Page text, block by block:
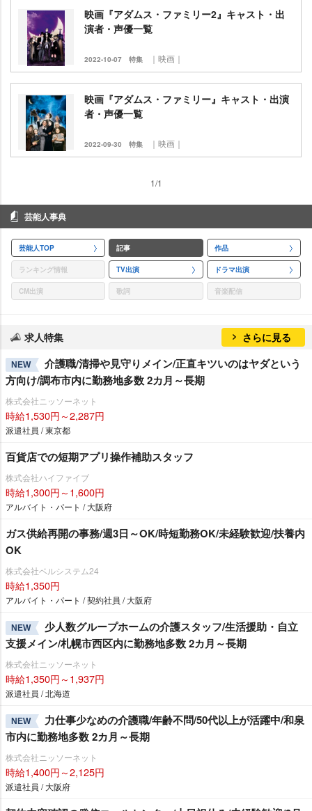
映画『アダムス・ファミリー2』キャスト・出
演者・声優一覧
2022-10-07 特集 ｜映画｜
映画『アダムス・ファミリー』キャスト・出演
者・声優一覧
2022-09-30 特集 ｜映画｜
1/1
芸能人事典
芸能人TOP 記事 作品
ランキング情報 TV出演 ドラマ出演
CM出演 歌詞 音楽配信
求人特集 さらに見る
NEW
介護職/清掃や見守りメイン/正直キツいのはヤダという
方向け/調布市内に勤務地多数 2カ月～長期
株式会社ニッソーネット
時給1,530円～2,287円
派遣社員 / 東京都
百貨店での短期アプリ操作補助スタッフ
株式会社ハイファイブ
時給1,300円～1,600円
アルバイト・パート / 大阪府
ガス供給再開の事務/週3日～OK/時短勤務OK/未経験歓迎/扶養内
OK
株式会社ベルシステム24
時給1,350円
アルバイト・パート / 契約社員 / 大阪府
NEW
少人数グループホームの介護スタッフ/生活援助・自立
支援メイン/札幌市西区内に勤務地多数 2カ月～長期
株式会社ニッソーネット
時給1,350円～1,937円
派遣社員 / 北海道
NEW
力仕事少なめの介護職/年齢不問/50代以上が活躍中/和泉
市内に勤務地多数 2カ月～長期
株式会社ニッソーネット
時給1,400円～2,125円
派遣社員 / 大阪府